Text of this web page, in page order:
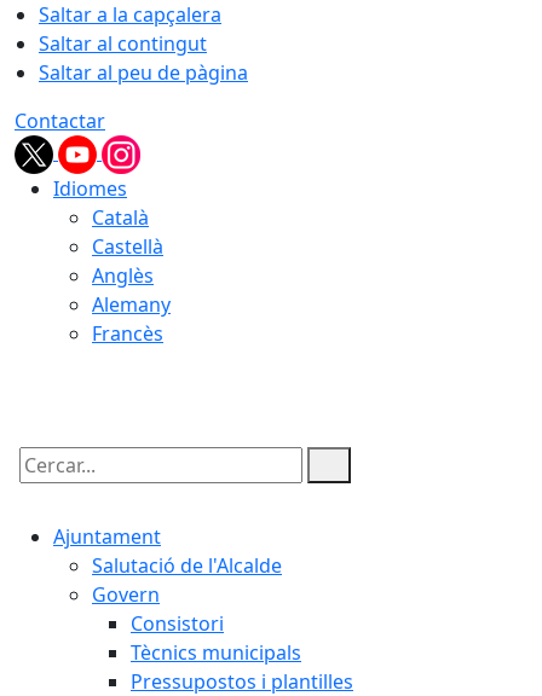
Saltar a la capçalera
Saltar al contingut
Saltar al peu de pàgina
Contactar
Idiomes
Català
Castellà
Anglès
Alemany
Francès
Cercar:
Ajuntament
Salutació de l'Alcalde
Govern
Consistori
Tècnics municipals
Pressupostos i plantilles